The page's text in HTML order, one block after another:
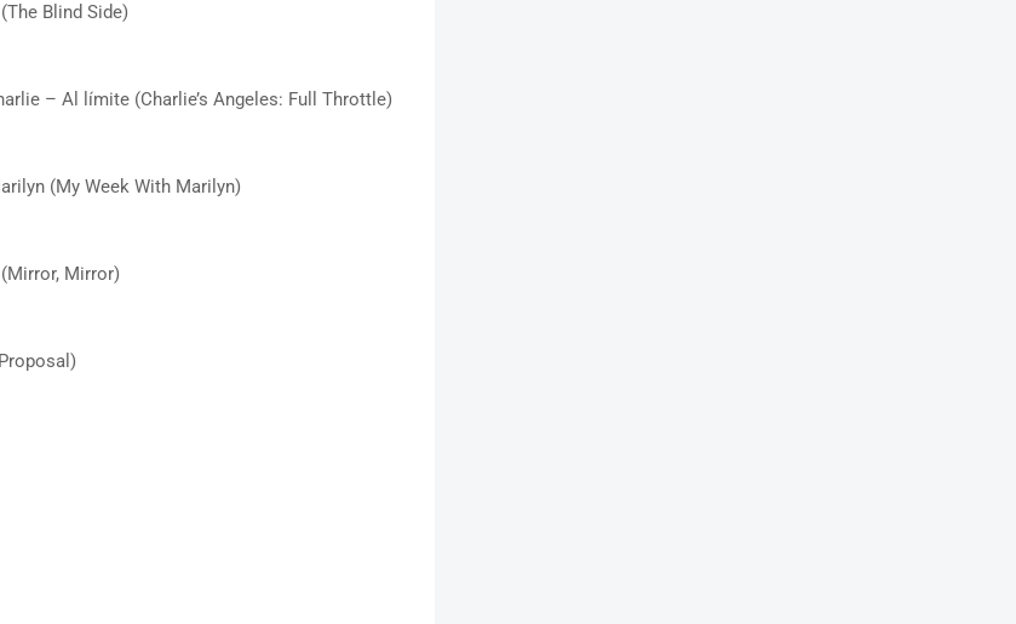
Blind Side)
– Al límite (Charlie’s Angeles: Full Throttle)
(My Week With Marilyn)
Mirror)